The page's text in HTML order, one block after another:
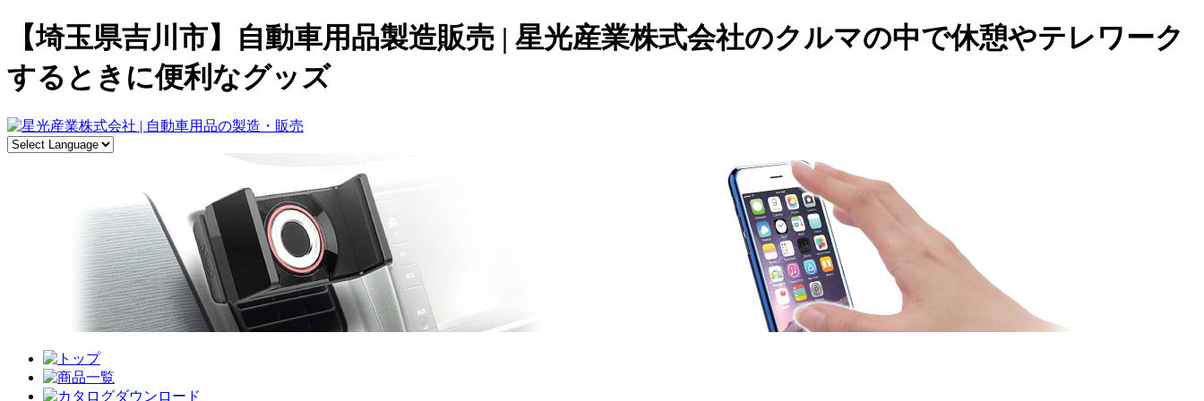
【埼玉県吉川市】自動車用品製造販売 | 星光産業株式会社のクルマの中で休憩やテレワーク
するときに便利なグッズ